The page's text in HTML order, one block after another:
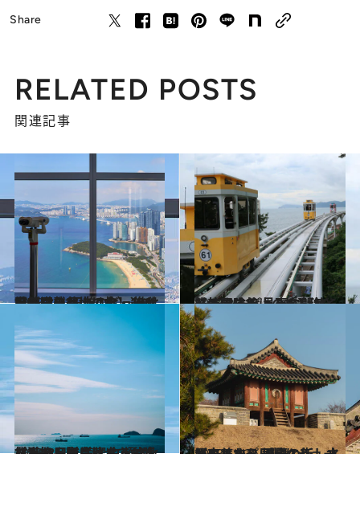
Share
RELATED POSTS
関連記事
2023.8.31
【韓国・釜山の旅】100階からの 圧巻のビューはドラマロケ地にも。 進化を続ける釜山は食・遊び場が満載
旅＆お出かけ 2023.8.31
【韓国・釜山の旅】海と一体化する 見事な開放感！ シービューに魅せられる冒険旅
旅＆お出かけ
2023.6.5
【2泊3日で満喫する釜山②】絶品朝ごはんでお腹を満たし影島へ 白瀬文化村をのんびり散歩
旅＆お出かけ 2023.5.13
ソウルから日帰りショートトリップ 歴史と新しさが交差する 城壁の街、水原へ
旅＆お出かけ